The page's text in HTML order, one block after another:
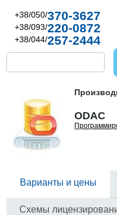
+38/050/370-3627
+38/093/220-0872
+38/044/257-2444
ODAC
Варианты и цены
Схемы